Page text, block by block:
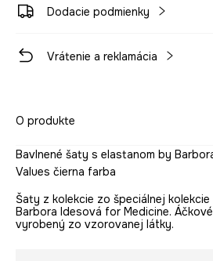
Dodacie podmienky
Vrátenie a reklamácia
O produkte
Bavlnené šaty s elastanom by
Values čierna farba
Šaty z kolekcie zo špeciálnej kolekcie
Barbora Idesová for Medicine.
vyrobený zo vzorovanej látky.